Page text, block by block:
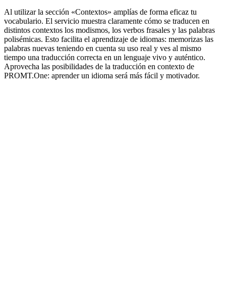
Al utilizar la sección «Contextos» amplías de forma eficaz tu
vocabulario. El servicio muestra claramente cómo se traducen en
distintos contextos los modismos, los verbos frasales y las palabras
polisémicas. Esto facilita el aprendizaje de idiomas: memorizas las
palabras nuevas teniendo en cuenta su uso real y ves al mismo
tiempo una traducción correcta en un lenguaje vivo y auténtico.
Aprovecha las posibilidades de la traducción en contexto de
PROMT.One: aprender un idioma será más fácil y motivador.